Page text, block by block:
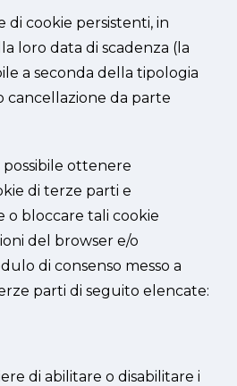
cookie persistenti, in
loro data di scadenza (la
a seconda della tipologia
cancellazione da parte
ottenere
di terze parti e
o bloccare tali cookie
del browser e/o
di consenso messo a
parti di seguito elencate:
di abilitare o disabilitare i